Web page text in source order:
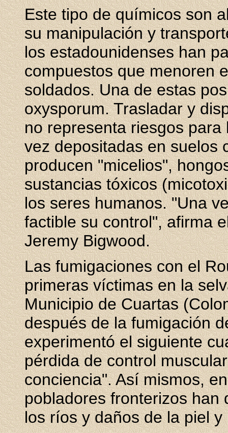
Este tipo de químicos son
su manipulación y
los estadounidenses han
compuestos que menoren
soldados. Una de estas
oxysporum. Trasladar y
no representa riesgos
vez depositadas en suelos
producen "micelios",
sustancias tóxicos
los seres humanos. "Una
factible su control", afirma
Jeremy Bigwood.
Las fumigaciones con el
primeras víctimas en la
Municipio de Cuartas
después de la fumigación
experimentó el siguiente
pérdida de control
conciencia". Así mismos,
pobladores fronterizos han
los ríos y daños de la piel